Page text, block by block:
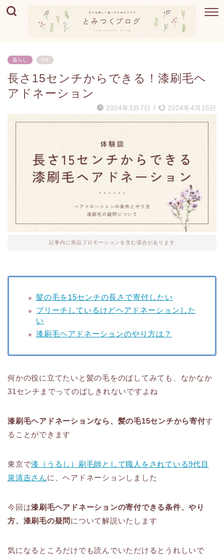
暮らし PR
長さ15センチからできる！漆刷毛ヘ
アドネーション
2024年3月7日 / 2024年4月15日
記事内に商品プロモーションを含む場合があります
髪の毛を15センチの長さで寄付したい
ブリーチしているけどヘアドネーションした
い
漆刷毛ヘアドネーションのやり方は？
何かの役に立てたいと髪の毛をのばしてみても、なかなか
31センチまでってのばしきれないですよね
漆刷毛ヘアドネーションなら、髪の毛15センチから寄付す
ることができます
東京で漆（うるし）刷毛師として職人をされている9代目
泉清吉さんに、ヘアドネーションしました
今回は漆刷毛ヘアドネーションの寄付できる条件、やり
方、漆刷毛の疑問 について解説いたします
気になるところだけでも読んでいただけるとうれしいで